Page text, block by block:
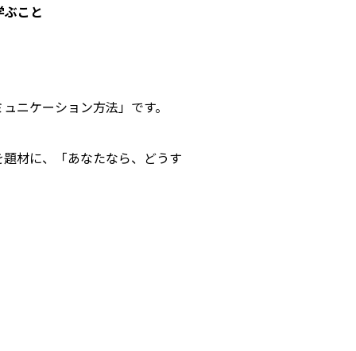
こと
ニケーション方法」です。
材に、「あなたなら、どうす